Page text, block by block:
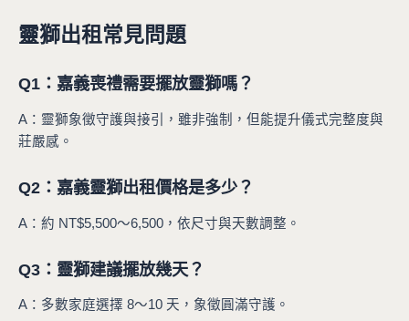
靈獅出租常見問題
Q1：嘉義喪禮需要擺放靈獅嗎？
A：靈獅象徵守護與接引，雖非強制，但能提升儀式完整度與
莊嚴感。
Q2：嘉義靈獅出租價格是多少？
A：約 NT$5,500～6,500，依尺寸與天數調整。
Q3：靈獅建議擺放幾天？
A：多數家庭選擇 8～10 天，象徵圓滿守護。